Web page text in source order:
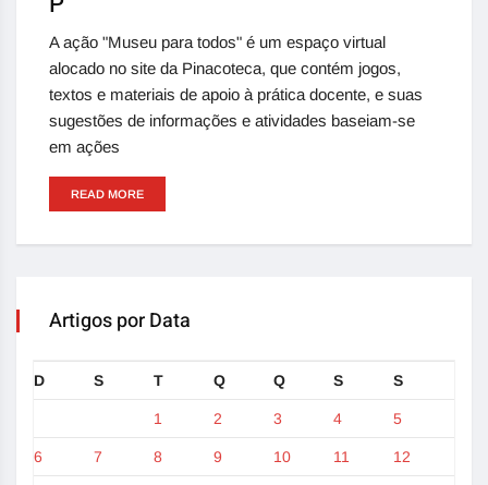
A ação "Museu para todos" é um espaço virtual
alocado no site da Pinacoteca, que contém jogos,
textos e materiais de apoio à prática docente, e suas
sugestões de informações e atividades baseiam-se
em ações
READ MORE
Artigos por Data
D S T Q Q S S
1 2 3 4 5
6 7 8 9 10 11 12